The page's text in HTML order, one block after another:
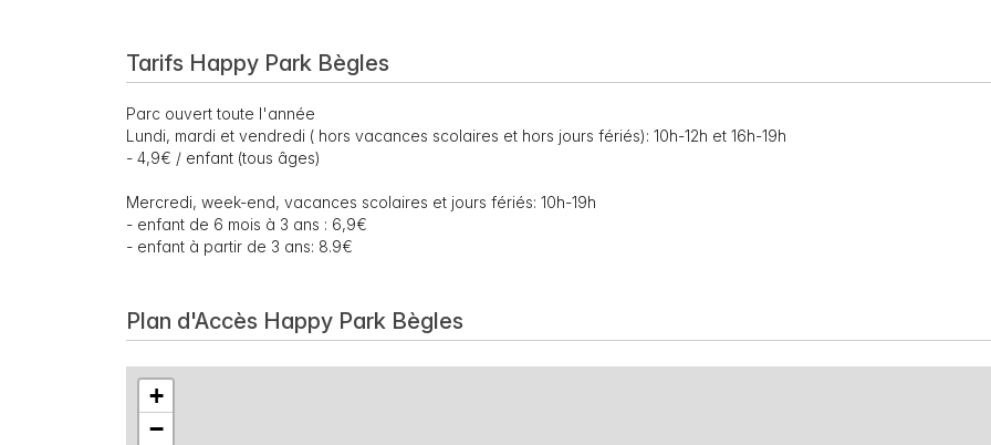
Tarifs Happy Park Bègles
Parc ouvert toute l'année
Lundi, mardi et vendredi ( hors vacances scolaires et hors jours fériés): 10h-12h et 16h-19h
- 4,9€ / enfant (tous âges)
Mercredi, week-end, vacances scolaires et jours fériés: 10h-19h
- enfant de 6 mois à 3 ans : 6,9€
- enfant à partir de 3 ans: 8.9€
Plan d'Accès Happy Park Bègles
+
−